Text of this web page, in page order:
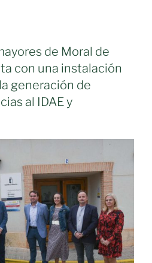
de Moral de
con una instalación
generación de
al IDAE y